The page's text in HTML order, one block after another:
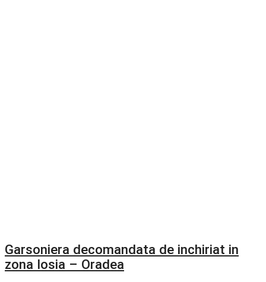
Garsoniera decomandata de inchiriat in
zona Iosia – Oradea